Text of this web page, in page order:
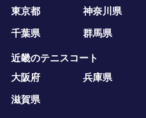
東京都
神奈川県
千葉県
群馬県
近畿のテニスコート
大阪府
兵庫県
滋賀県